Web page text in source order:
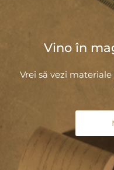
Vino în
Vrei să vezi